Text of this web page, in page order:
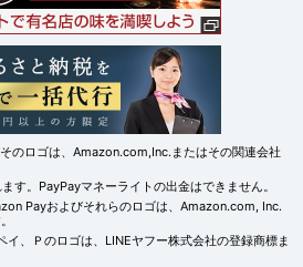
のロゴは、Amazon.com,Inc.またはその関連会社
す。PayPayマネーライトの出金はできません。
Payおよびそれらのロゴは、Amazon.com, Inc.
、Ｐのロゴは、LINEヤフー株式会社の登録商標ま